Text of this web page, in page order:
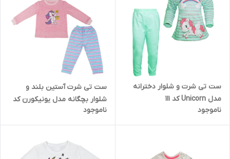
ست تی شرت و شلوار دخترانه
مدل Unicorn کد 111
ناموجود
ست تی شرت آستین بلند و
شلوار بچگانه مدل یونیکورن کد
9110
ناموجود